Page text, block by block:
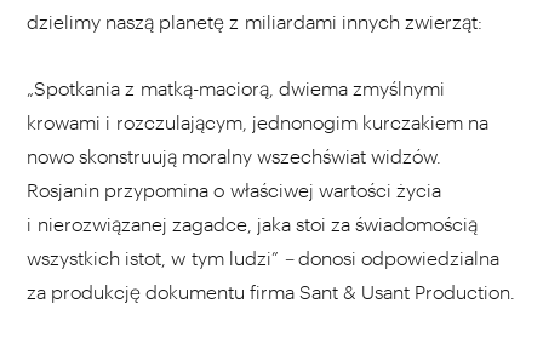
dzielimy naszą planetę z miliardami innych zwierząt:
„Spotkania z matką-maciorą, dwiema zmyślnymi
krowami i rozczulającym, jednonogim kurczakiem na
nowo skonstruują moralny wszechświat widzów.
Rosjanin przypomina o właściwej wartości życia
i nierozwiązanej zagadce, jaka stoi za świadomością
wszystkich istot, w tym ludzi” –donosi odpowiedzialna
za produkcję dokumentu firma Sant & Usant Production.